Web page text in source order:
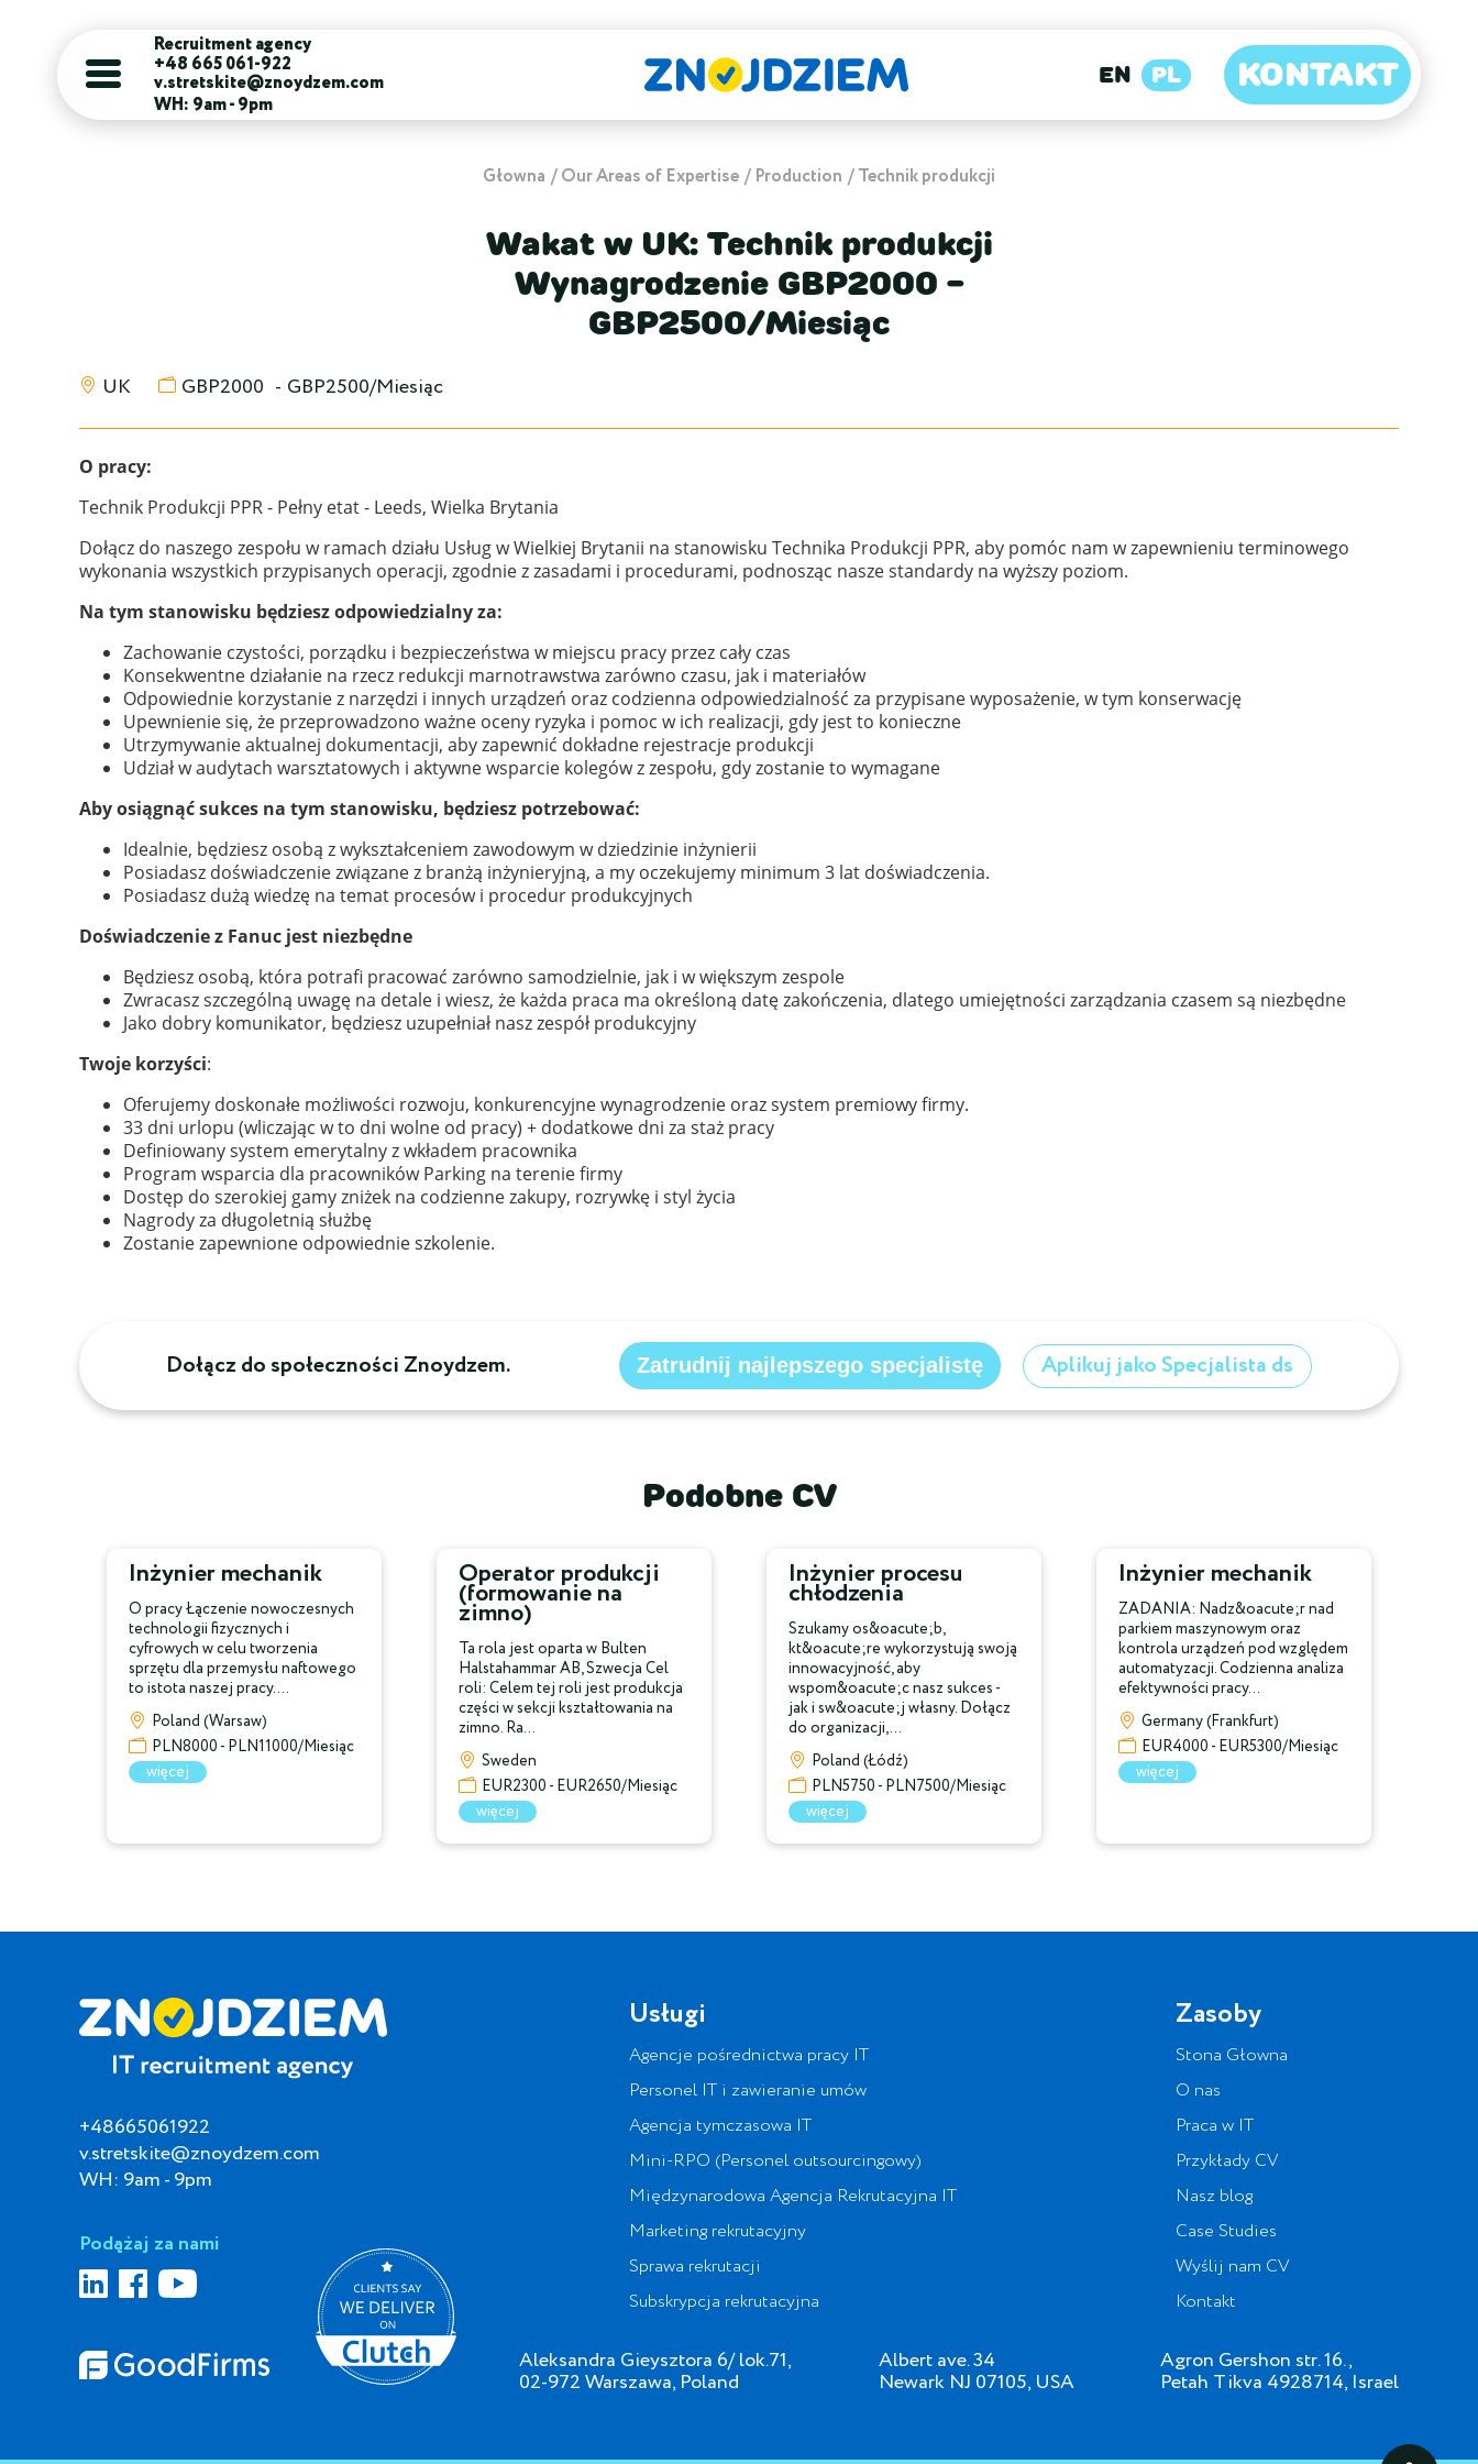
Recruitment agency
+48 665 061-922
v.stretskite@znoydzem.com
WH: 9am - 9pm
EN PL KONTAKT
Głowna Our Areas of Expertise Production Technik produkcji
Wakat w UK: Technik produkcji
Wynagrodzenie GBP2000 -
GBP2500/Miesiąc
UK GBP2000 - GBP2500/Miesiąc
O pracy:
Technik Produkcji PPR - Pełny etat - Leeds, Wielka Brytania
Dołącz do naszego zespołu w ramach działu Usług w Wielkiej Brytanii na stanowisku Technika Produkcji PPR, aby pomóc nam w zapewnieniu terminowego
wykonania wszystkich przypisanych operacji, zgodnie z zasadami i procedurami, podnosząc nasze standardy na wyższy poziom.
Na tym stanowisku będziesz odpowiedzialny za:
Zachowanie czystości, porządku i bezpieczeństwa w miejscu pracy przez cały czas
Konsekwentne działanie na rzecz redukcji marnotrawstwa zarówno czasu, jak i materiałów
Odpowiednie korzystanie z narzędzi i innych urządzeń oraz codzienna odpowiedzialność za przypisane wyposażenie, w tym konserwację
Upewnienie się, że przeprowadzono ważne oceny ryzyka i pomoc w ich realizacji, gdy jest to konieczne
Utrzymywanie aktualnej dokumentacji, aby zapewnić dokładne rejestracje produkcji
Udział w audytach warsztatowych i aktywne wsparcie kolegów z zespołu, gdy zostanie to wymagane
Aby osiągnąć sukces na tym stanowisku, będziesz potrzebować:
Idealnie, będziesz osobą z wykształceniem zawodowym w dziedzinie inżynierii
Posiadasz doświadczenie związane z branżą inżynieryjną, a my oczekujemy minimum 3 lat doświadczenia.
Posiadasz dużą wiedzę na temat procesów i procedur produkcyjnych
Doświadczenie z Fanuc jest niezbędne
Będziesz osobą, która potrafi pracować zarówno samodzielnie, jak i w większym zespole
Zwracasz szczególną uwagę na detale i wiesz, że każda praca ma określoną datę zakończenia, dlatego umiejętności zarządzania czasem są niezbędne
Jako dobry komunikator, będziesz uzupełniał nasz zespół produkcyjny
Twoje korzyści:
Oferujemy doskonałe możliwości rozwoju, konkurencyjne wynagrodzenie oraz system premiowy firmy.
33 dni urlopu (wliczając w to dni wolne od pracy) + dodatkowe dni za staż pracy
Definiowany system emerytalny z wkładem pracownika
Program wsparcia dla pracowników Parking na terenie firmy
Dostęp do szerokiej gamy zniżek na codzienne zakupy, rozrywkę i styl życia
Nagrody za długoletnią służbę
Zostanie zapewnione odpowiednie szkolenie.
Dołącz do społeczności Znoydzem. Zatrudnij najlepszego specjalistę Aplikuj jako Specjalista ds
Podobne CV
Inżynier mechanik
O pracy Łączenie nowoczesnych
technologii fizycznych i
cyfrowych w celu tworzenia
sprzętu dla przemysłu naftowego
to istota naszej pracy....
Poland (Warsaw)
PLN8000 - PLN11000/Miesiąc
więcej
Operator produkcji
(formowanie na
zimno)
Ta rola jest oparta w Bulten
Halstahammar AB, Szwecja Cel
roli: Celem tej roli jest produkcja
części w sekcji kształtowania na
zimno. Ra...
Sweden
EUR2300 - EUR2650/Miesiąc
więcej
Inżynier procesu
chłodzenia
Szukamy os&oacute;b,
kt&oacute;re wykorzystują swoją
innowacyjność, aby
wspom&oacute;c nasz sukces -
jak i sw&oacute;j własny. Dołącz
do organizacji,...
Poland (Łódź)
PLN5750 - PLN7500/Miesiąc
więcej
Inżynier mechanik
ZADANIA: Nadz&oacute;r nad
parkiem maszynowym oraz
kontrola urządzeń pod względem
automatyzacji. Codzienna analiza
efektywności pracy...
Germany (Frankfurt)
EUR4000 - EUR5300/Miesiąc
więcej
+48665061922
v.stretskite@znoydzem.com
WH: 9am - 9pm
Podążaj za nami
Usługi
Agencje pośrednictwa pracy IT
Personel IT i zawieranie umów
Agencja tymczasowa IT
Mini-RPO (Personel outsourcingowy)
Międzynarodowa Agencja Rekrutacyjna IT
Marketing rekrutacyjny
Sprawa rekrutacji
Subskrypcja rekrutacyjna
Zasoby
Stona Głowna
O nas
Praca w IT
Przykłady CV
Nasz blog
Case Studies
Wyślij nam CV
Kontakt
Aleksandra Gieysztora 6/ lok.71,
02-972 Warszawa, Poland
Albert ave. 34
Newark NJ 07105, USA
Agron Gershon str. 16.,
Petah Tikva 4928714, Israel